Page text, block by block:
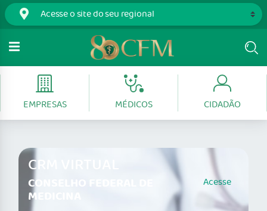
EMPRESAS MÉDICOS CIDADÃO
CRM VIRTUAL
CONSELHO FEDERAL DE
MEDICINA
Acesse